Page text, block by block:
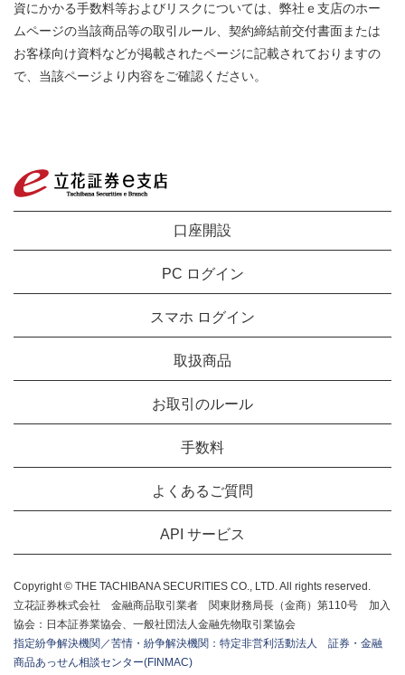
資にかかる手数料等およびリスクについては、弊社ｅ支店のホー
ムページの当該商品等の取引ルール、契約締結前交付書面または
お客様向け資料などが掲載されたページに記載されておりますの
で、当該ページより内容をご確認ください。
口座開設
PC ログイン
スマホ ログイン
取扱商品
お取引のルール
手数料
よくあるご質問
API サービス
Copyright © THE TACHIBANA SECURITIES CO., LTD. All rights reserved.
立花証券株式会社 金融商品取引業者 関東財務局長（金商）第110号 加入
協会：日本証券業協会、一般社団法人金融先物取引業協会
指定紛争解決機関／苦情・紛争解決機関：特定非営利活動法人 証券・金融
商品あっせん相談センター(FINMAC)